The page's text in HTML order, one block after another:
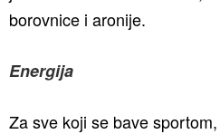
borovnice i aronije.
Energija
Za sve koji se bave